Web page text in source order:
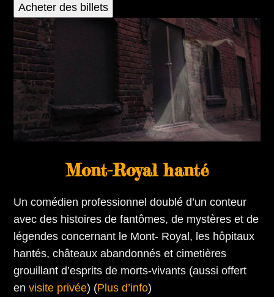
Acheter des billets
Mont-Royal hanté
Un comédien professionnel doublé d’un conteur
avec des histoires de fantômes, de mystères et de
légendes concernant le Mont- Royal, les hôpitaux
hantés, châteaux abandonnés et cimetières
grouillant d’esprits de morts-vivants (aussi offert
envisite privée) (Plus d’info)